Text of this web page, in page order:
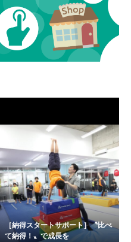
［納得スタートサポート］〝比べ
て納得！〟で成長を